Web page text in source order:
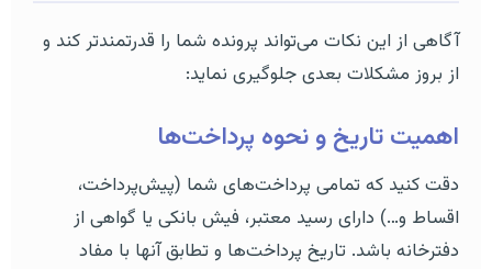
آگاهی از این نکات می‌تواند پرونده شما را قدرتمندتر کند و
از بروز مشکلات بعدی جلوگیری نماید:
اهمیت تاریخ و نحوه پرداخت‌ها
دقت کنید که تمامی پرداخت‌های شما (پیش‌پرداخت،
اقساط و…) دارای رسید معتبر، فیش بانکی یا گواهی از
دفترخانه باشد. تاریخ پرداخت‌ها و تطابق آنها با مفاد